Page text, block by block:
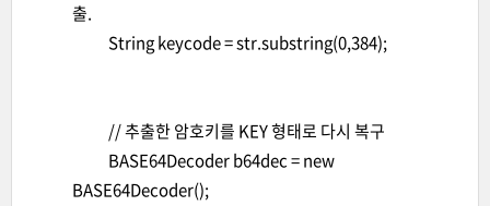
출.
String keycode = str.substring(0,384);
// 추출한 암호키를 KEY 형태로 다시 복구
BASE64Decoder b64dec = new
BASE64Decoder();